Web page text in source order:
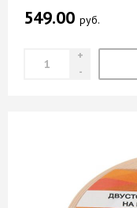
549.00 руб.